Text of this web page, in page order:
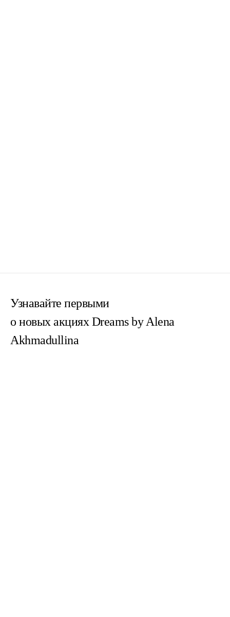
Узнавайте первыми
о новых акциях Dreams by Alena
Akhmadullina